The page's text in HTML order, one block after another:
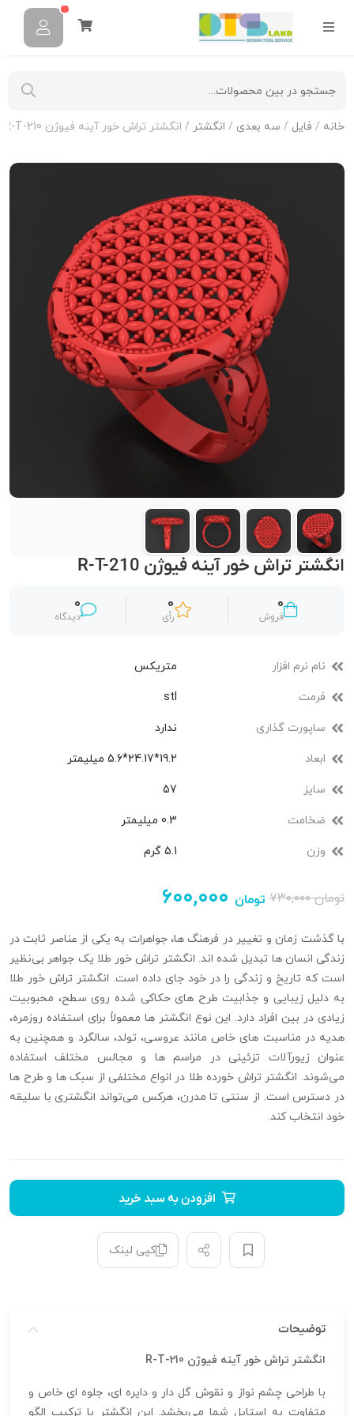
خانه / فایل / سه بعدی / انگشتر / انگشتر تراش خور آینه فیوژن R-T-210
انگشتر تراش خور آینه فیوژن R-T-210
0
فروش
0
رأی
0
دیدگاه
نام نرم افزار متریکس
فرمت stl
ساپورت گذاری ندارد
ابعاد 19.2*24.17*5.6 میلیمتر
سایز 57
ضخامت 0.3 میلیمتر
وزن 5.1 گرم
۷۳۰,۰۰۰تومان ۶۰۰,۰۰۰ تومان
با گذشت زمان و تغییر در فرهنگ‌ ها، جواهرات به یکی از عناصر ثابت در
زندگی انسان‌ ها تبدیل شده‌ اند. انگشتر تراش خور طلا یک جواهر بی‌نظیر
است که تاریخ و زندگی را در خود جای داده است. انگشتر تراش‌ خور طلا
به دلیل زیبایی و جذابیت طرح‌ های حکاکی شده روی سطح، محبوبیت
زیادی در بین افراد دارد. این نوع انگشتر ها معمولاً برای استفاده روزمره،
هدیه‌ در مناسبت‌ های خاص مانند عروسی، تولد، سالگرد و همچنین به
عنوان زیورآلات تزئینی در مراسم‌ ها و مجالس مختلف استفاده
می‌شوند. انگشتر تراش خورده طلا در انواع مختلفی از سبک‌ ها و طرح‌ ها
در دسترس است. از سنتی تا مدرن، هرکس می‌تواند انگشتری با سلیقه
خود انتخاب کند.
افزودن به سبد خرید
کپی لینک
توضیحات
انگشتر تراش خور آینه فیوژن R-T-210
با طراحی چشم‌ نواز و نقوش گل‌ دار و دایره‌ ای، جلوه‌ ای خاص و
متفاوت به استایل شما می‌بخشد. این انگشتر با ترکیب الگو